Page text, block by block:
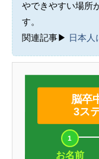
やできやすい場所
す。
関連記事▶︎
日本人
脳卒
3ス
お名前